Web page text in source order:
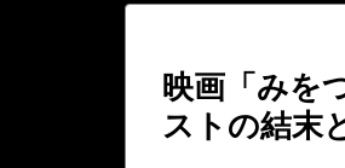
映画「みを
ストの結末